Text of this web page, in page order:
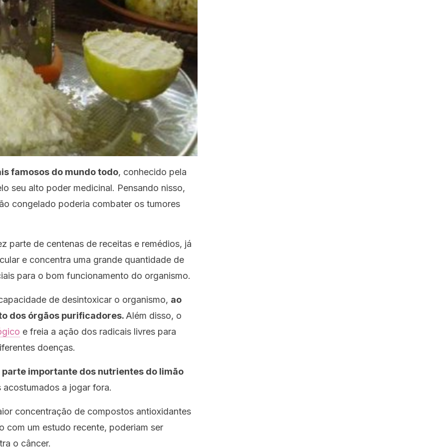
famosos do mundo todo, conhecido pela
seu alto poder medicinal. Pensando nisso,
congelado poderia combater os tumores
parte de centenas de receitas e remédios, já
e concentra uma grande quantidade de
para o bom funcionamento do organismo.
de desintoxicar o organismo, ao
dos órgãos purificadores. Além disso, o
e freia a ação dos radicais livres para
doenças.
parte importante dos nutrientes do limão
acostumados a jogar fora.
concentração de compostos antioxidantes
com um estudo recente, poderiam ser
o câncer.